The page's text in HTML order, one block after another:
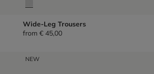
Wide-Leg Trousers
from € 45,00
NEW